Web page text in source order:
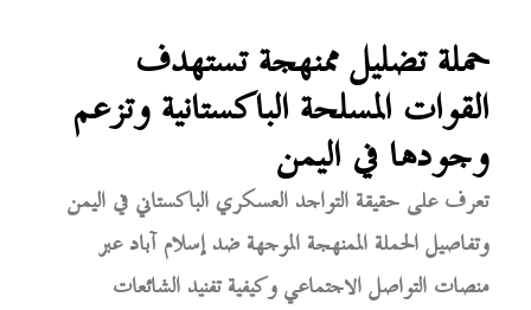
حملة تضليل ممنهجة تستهدف
القوات المسلحة الباكستانية وتزعم
وجودها في اليمن
تعرف على حقيقة التواجد العسكري الباكستاني في اليمن
وتفاصيل الحملة الممنهجة الموجهة ضد إسلام آباد عبر
منصات التواصل الاجتماعي وكيفية تفنيد الشائعات